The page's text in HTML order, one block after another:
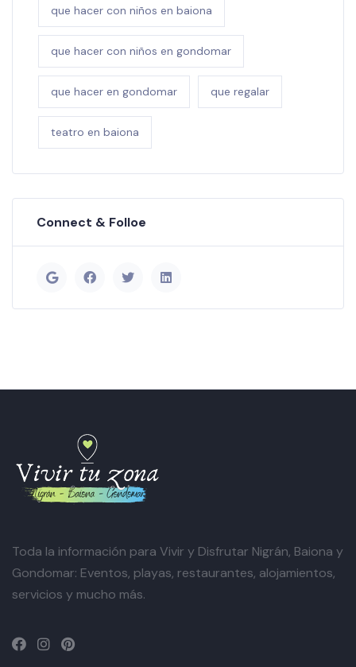
que hacer con niños en baiona
que hacer con niños en gondomar
que hacer en gondomar que regalar
teatro en baiona
Connect & Folloe
Toda la información para Vivir y Disfrutar Nigrán, Baiona y
Gondomar: Eventos, playas, restaurantes, alojamientos,
servicios y mucho más.